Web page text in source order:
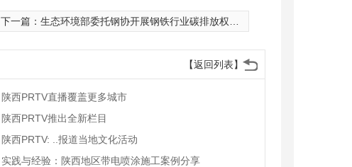
下一篇： 生态环境部委托钢协开展钢铁行业碳排放权交易相关工作
【返回列表】
陕西PRTV直播覆盖更多城市
陕西PRTV推出全新栏目
陕西PRTV: ..报道当地文化活动
实践与经验：陕西地区带电喷涂施工案例分享